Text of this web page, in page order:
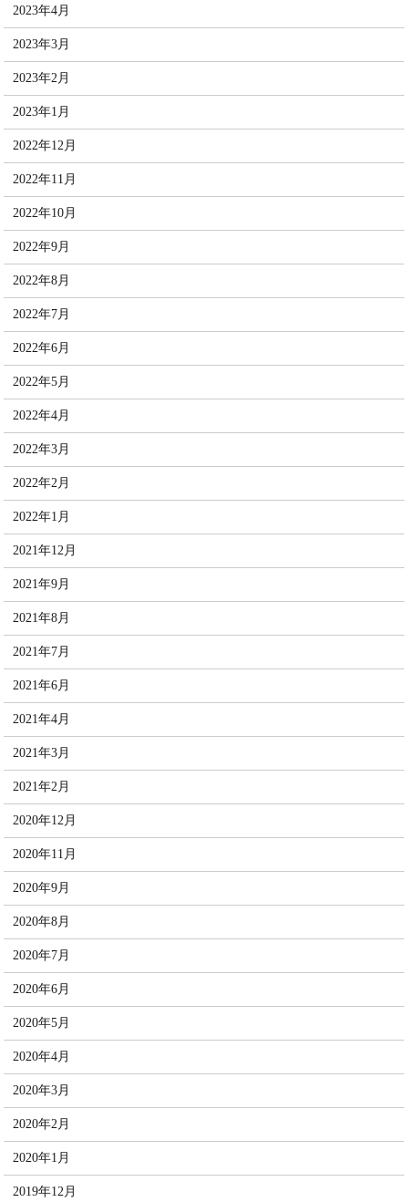
2023年4月
2023年3月
2023年2月
2023年1月
2022年12月
2022年11月
2022年10月
2022年9月
2022年8月
2022年7月
2022年6月
2022年5月
2022年4月
2022年3月
2022年2月
2022年1月
2021年12月
2021年9月
2021年8月
2021年7月
2021年6月
2021年4月
2021年3月
2021年2月
2020年12月
2020年11月
2020年9月
2020年8月
2020年7月
2020年6月
2020年5月
2020年4月
2020年3月
2020年2月
2020年1月
2019年12月